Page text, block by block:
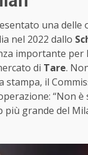
una delle
nel 2022 dallo
importante per
di Tare.
il
“Non
grande del